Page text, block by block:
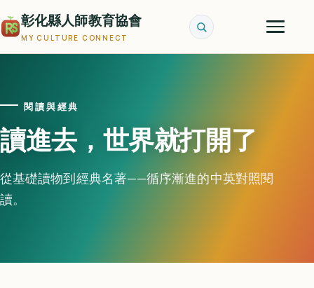
彰化縣人師教育協會
MY CULTURE CONNECT
閱讀與經典
讀進去，世界就打開了
從基礎讀物到經典名著——循序漸進的中英對照閱
讀。